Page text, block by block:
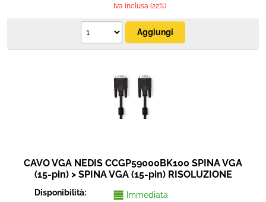
Iva inclusa (22%)
CAVO VGA NEDIS CCGP59000BK100 SPINA VGA
(15-pin) > SPINA VGA (15-pin) RISOLUZIONE
Disponibilità:
Immediata